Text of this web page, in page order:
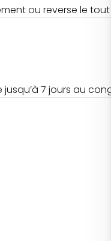
ou reverse le
7 jours au